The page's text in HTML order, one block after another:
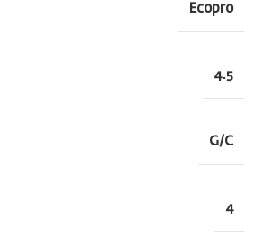
Ecopro
4.5
G/C
4